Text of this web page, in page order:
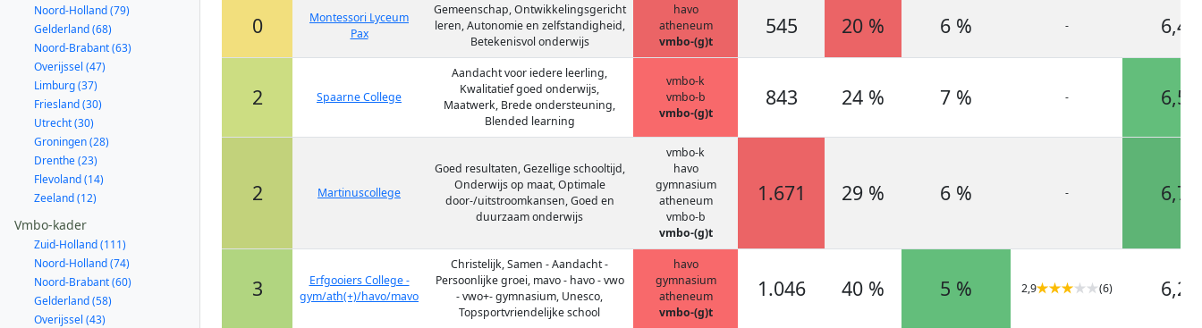
Noord-Holland (79)
Gelderland (68)
Noord-Brabant (63)
Overijssel (47)
Limburg (37)
Friesland (30)
Utrecht (30)
Groningen (28)
Drenthe (23)
Flevoland (14)
Zeeland (12)
Vmbo-kader
Zuid-Holland (111)
Noord-Holland (74)
Noord-Brabant (60)
Gelderland (58)
Overijssel (43)
0
Montessori Lyceum
Pax
Gemeenschap, Ontwikkelingsgericht
leren, Autonomie en zelfstandigheid,
Betekenisvol onderwijs
havo
atheneum
vmbo-(g)t
545 20 % 6 % - 6,4
2 Spaarne College
Aandacht voor iedere leerling,
Kwalitatief goed onderwijs,
Maatwerk, Brede ondersteuning,
Blended learning
vmbo-k
vmbo-b
vmbo-(g)t
843 24 % 7 % - 6,5
2 Martinuscollege
Goed resultaten, Gezellige schooltijd,
Onderwijs op maat, Optimale
door-/uitstroomkansen, Goed en
duurzaam onderwijs
vmbo-k
havo
gymnasium
atheneum
vmbo-b
vmbo-(g)t
1.671 29 % 6 % - 6,7
3
Erfgooiers College -
gym/ath(+)/havo/mavo
Christelijk, Samen - Aandacht -
Persoonlijke groei, mavo - havo - vwo
- vwo+- gymnasium, Unesco,
Topsportvriendelijke school
havo
gymnasium
atheneum
vmbo-(g)t
1.046 40 % 5 % 2,9 (6) 6,2